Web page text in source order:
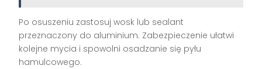
Po osuszeniu zastosuj wosk lub sealant
przeznaczony do aluminium. Zabezpieczenie ułatwi
kolejne mycia i spowolni osadzanie się pyłu
hamulcowego.